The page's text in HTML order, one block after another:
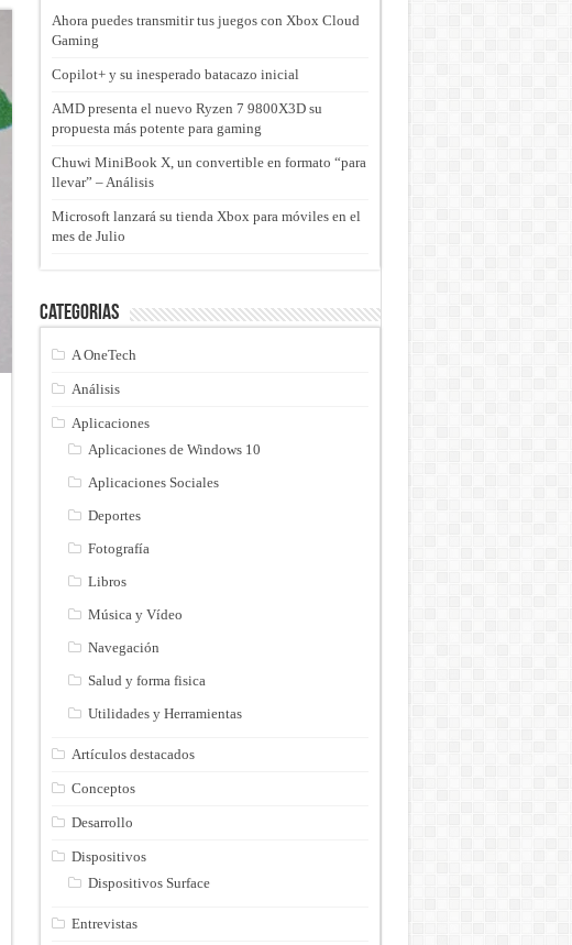
Ahora puedes transmitir tus juegos con Xbox Cloud
Gaming
Copilot+ y su inesperado batacazo inicial
AMD presenta el nuevo Ryzen 7 9800X3D su
propuesta más potente para gaming
Chuwi MiniBook X, un convertible en formato “para
llevar” – Análisis
Microsoft lanzará su tienda Xbox para móviles en el
mes de Julio
Categorias
A OneTech
Análisis
Aplicaciones
Aplicaciones de Windows 10
Aplicaciones Sociales
Deportes
Fotografía
Libros
Música y Vídeo
Navegación
Salud y forma fisica
Utilidades y Herramientas
Artículos destacados
Conceptos
Desarrollo
Dispositivos
Dispositivos Surface
Entrevistas